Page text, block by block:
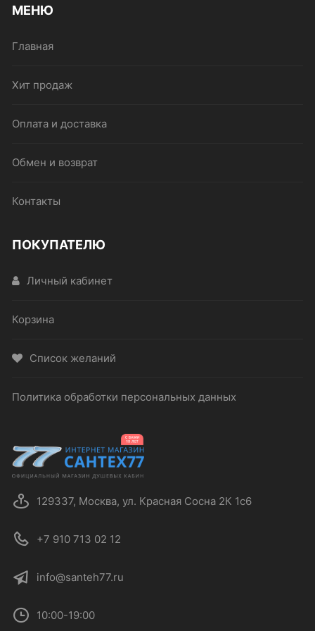
МЕНЮ
Главная
Хит продаж
Оплата и доставка
Обмен и возврат
Контакты
ПОКУПАТЕЛЮ
Личный кабинет
Корзина
Список желаний
Политика обработки персональных данных
129337, Москва, ул. Красная Сосна 2К 1с6
+7 910 713 02 12
info@santeh77.ru
10:00-19:00